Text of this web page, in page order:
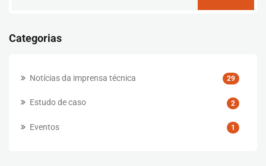
Categorias
Notícias da imprensa técnica 29
Estudo de caso 2
Eventos 1